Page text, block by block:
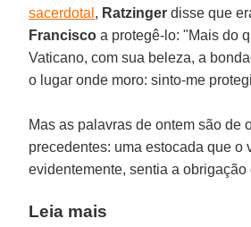
sacerdotal , Ratzinger disse que
Francisco a protegê-lo: "Mais do
Vaticano, com sua beleza, a
o lugar onde moro: sinto-me
Mas as palavras de ontem são de
precedentes: uma estocada que o
evidentemente, sentia a obrigação
Leia mais